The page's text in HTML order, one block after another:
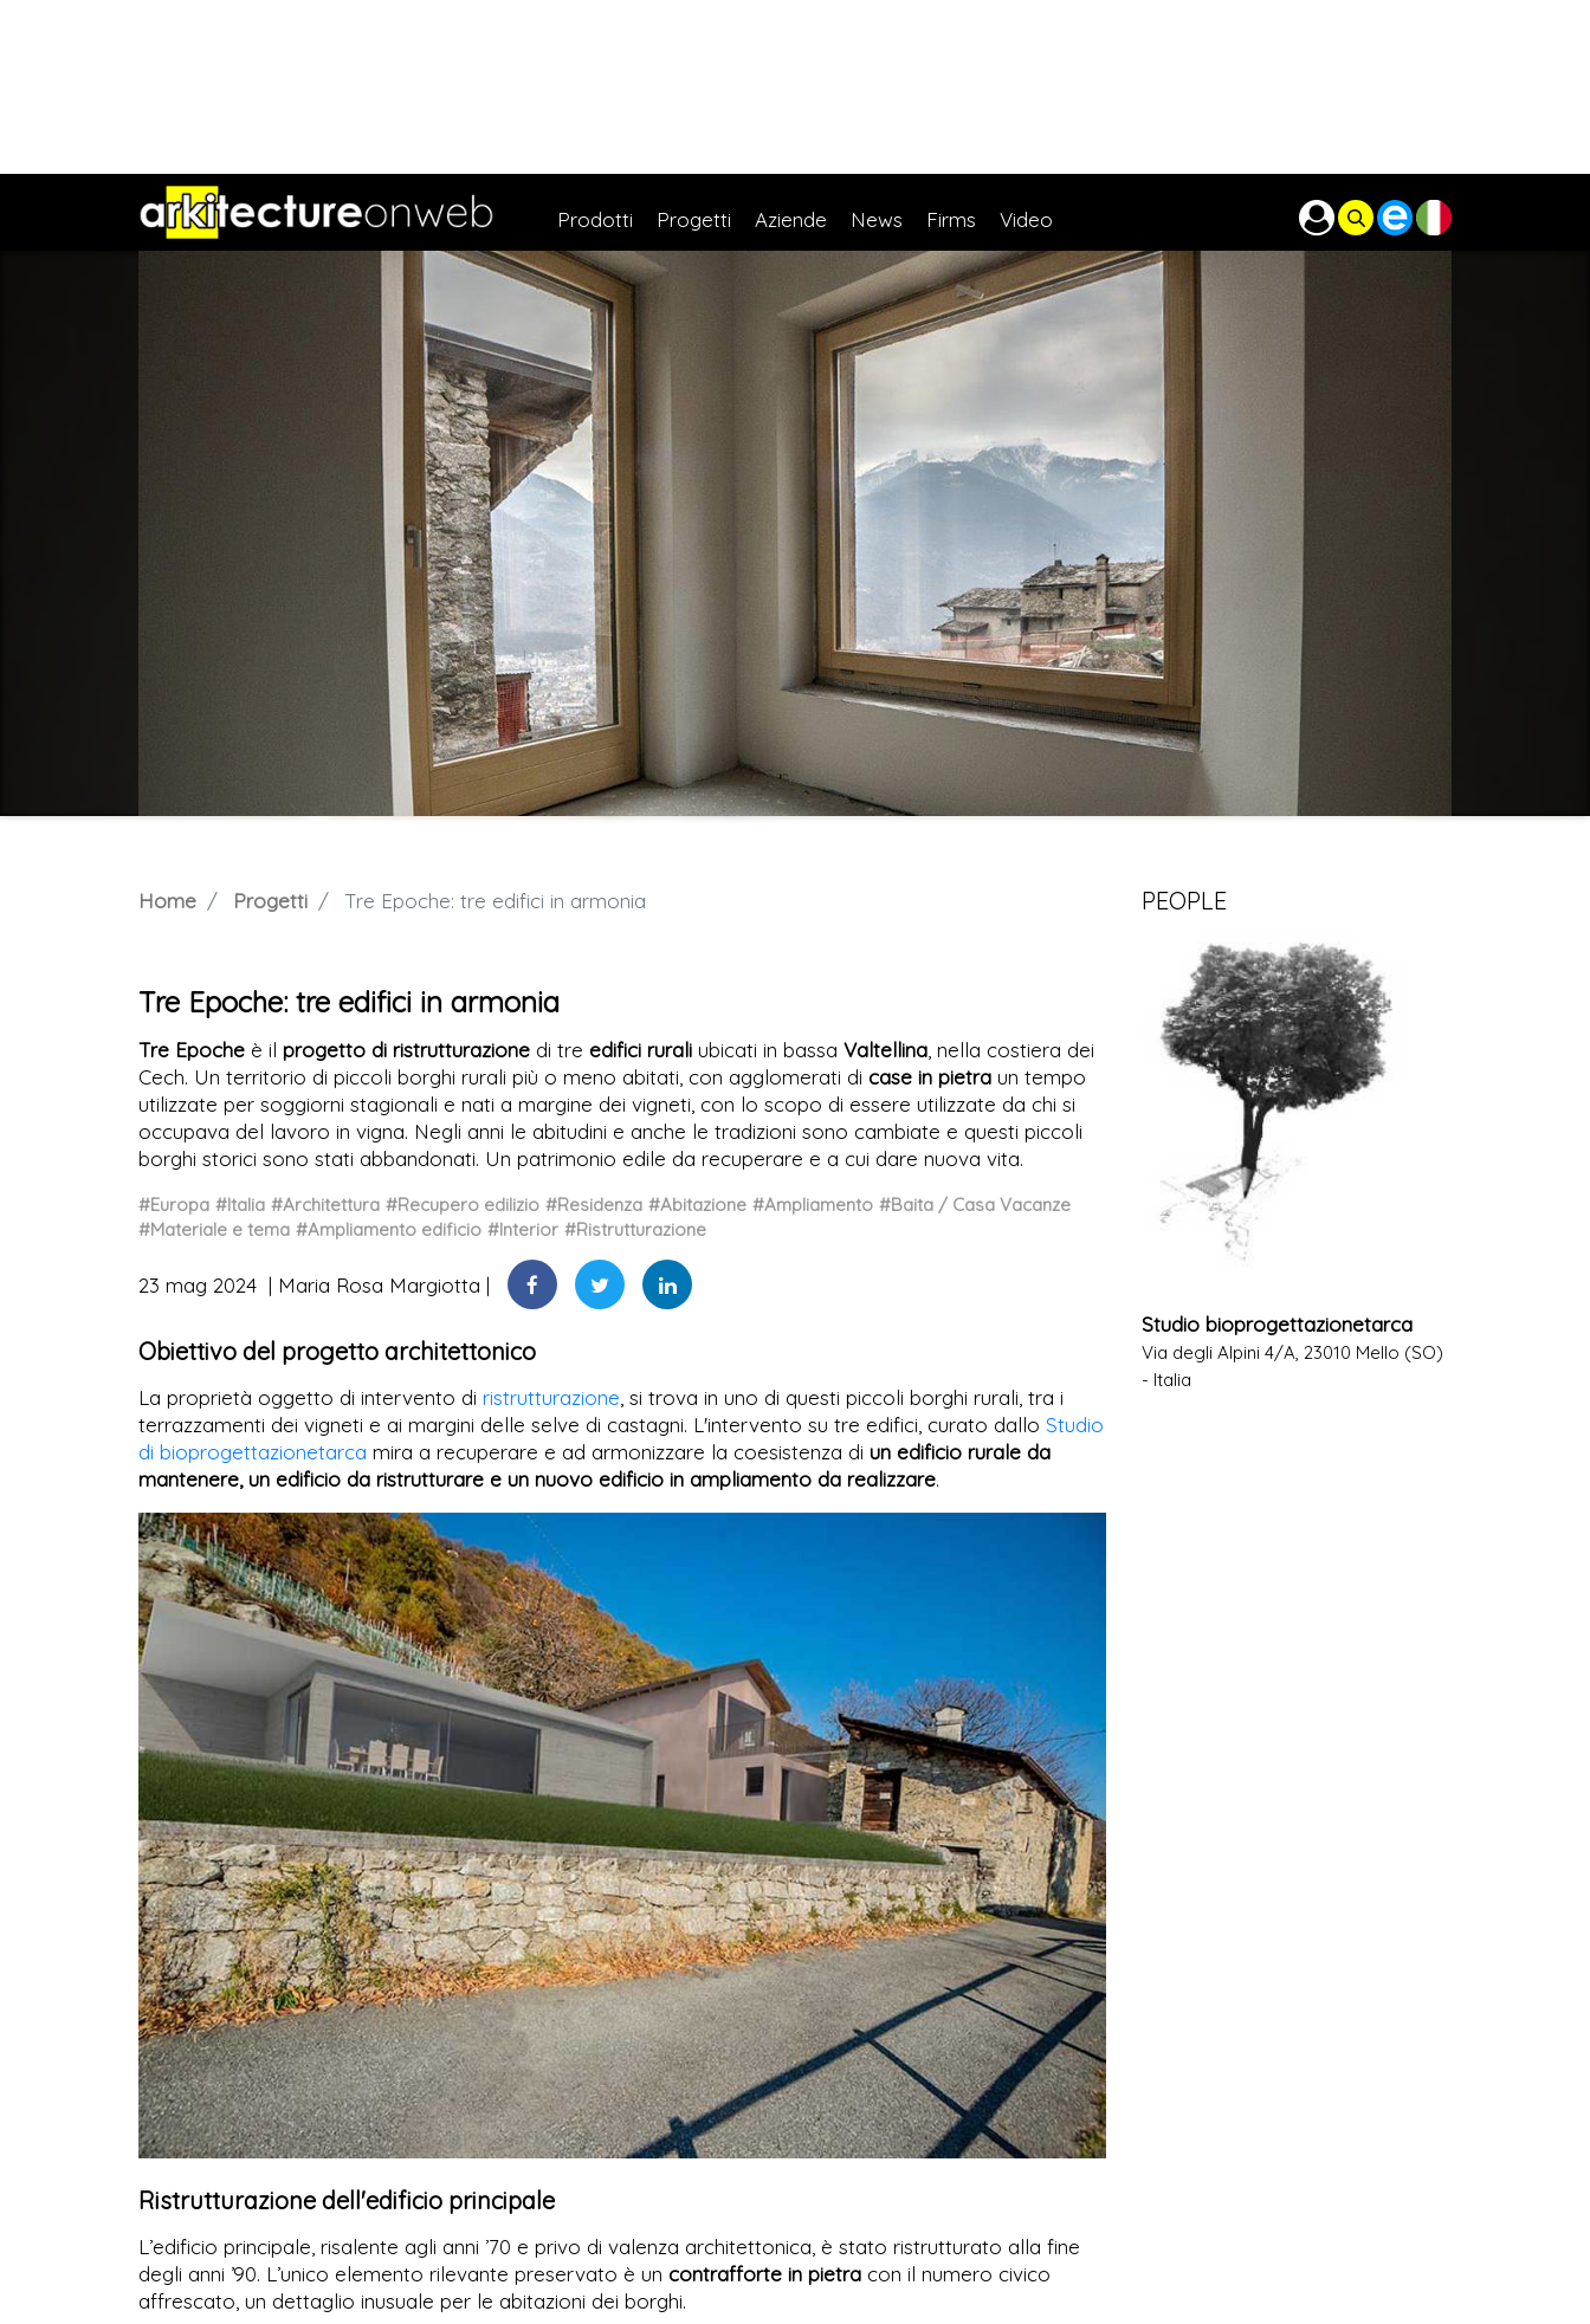
Prodotti Progetti Aziende News Firms Video
Home Progetti Tre Epoche: tre edifici in armonia
Tre Epoche: tre edifici in armonia
Tre Epoche è il progetto di ristrutturazione di tre edifici rurali ubicati in bassa Valtellina , nella costiera dei
Cech. Un territorio di piccoli borghi rurali più o meno abitati, con agglomerati di case in pietra un tempo
utilizzate per soggiorni stagionali e nati a margine dei vigneti, con lo scopo di essere utilizzate da chi si
occupava del lavoro in vigna. Negli anni le abitudini e anche le tradizioni sono cambiate e questi piccoli
borghi storici sono stati abbandonati. Un patrimonio edile da recuperare e a cui dare nuova vita.
#Europa #Italia #Architettura #Recupero edilizio #Residenza #Abitazione #Ampliamento #Baita / Casa Vacanze
#Materiale e tema #Ampliamento edificio #Interior #Ristrutturazione
23 mag 2024 Maria Rosa Margiotta
Obiettivo del progetto architettonico
La proprietà oggetto di intervento di ristrutturazione , si trova in uno di questi piccoli borghi rurali, tra i
terrazzamenti dei vigneti e ai margini delle selve di castagni. L'intervento su tre edifici, curato dallo Studio
di bioprogettazionetarca mira a recuperare e ad armonizzare la coesistenza di un edificio rurale da
mantenere, un edificio da ristrutturare e un nuovo edificio in ampliamento da realizzare.
Ristrutturazione dell'edificio principale
L’edificio principale, risalente agli anni ’70 e privo di valenza architettonica, è stato ristrutturato alla fine
degli anni ’90. L’unico elemento rilevante preservato è un contrafforte in pietra con il numero civico
affrescato, un dettaglio inusuale per le abitazioni dei borghi.
PEOPLE
Studio bioprogettazionetarca
Via degli Alpini 4/A, 23010 Mello (SO)
- Italia